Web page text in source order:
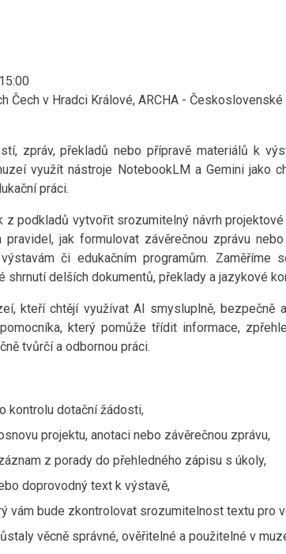
Čech v Hradci Králové, ARCHA - Československé
zpráv, překladů nebo přípravě materiálů k
využít nástroje NotebookLM a Gemini jako
práci.
z podkladů vytvořit srozumitelný návrh
pravidel, jak formulovat závěrečnou zprávu
či edukačním programům. Zaměříme
shrnutí delších dokumentů, překlady a jazykové
kteří chtějí využívat AI smysluplně, bezpečně
který pomůže třídit informace,
tvůrčí a odbornou práci.
kontrolu dotační žádosti,
projektu, anotaci nebo závěrečnou zprávu,
z porady do přehledného zápisu s úkoly,
doprovodný text k výstavě,
vám bude zkontrolovat srozumitelnost textu pro
věcně správné, ověřitelné a použitelné v